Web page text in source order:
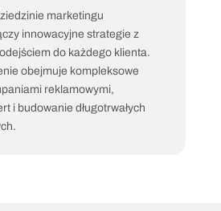
marketingu
innowacyjne strategie z
do każdego klienta.
obejmuje kompleksowe
reklamowymi,
i budowanie długotrwałych